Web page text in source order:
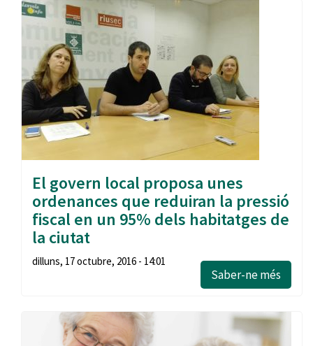
El govern local proposa unes
ordenances que reduiran la pressió
fiscal en un 95% dels habitatges de
la ciutat
dilluns, 17 octubre, 2016 - 14:01
Saber-ne més